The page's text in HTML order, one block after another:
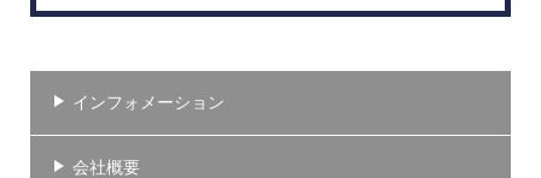
インフォメーション
会社概要